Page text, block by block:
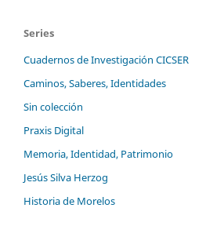
Series
Cuadernos de Investigación CICSER
Caminos, Saberes, Identidades
Sin colección
Praxis Digital
Memoria, Identidad, Patrimonio
Jesús Silva Herzog
Historia de Morelos